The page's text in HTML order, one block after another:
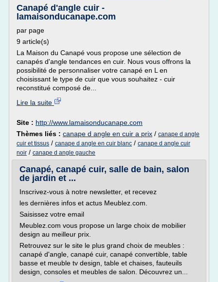
Canapé d'angle cuir -
lamaisonducanape.com
par page
9 article(s)
La Maison du Canapé vous propose une sélection de
canapés d'angle tendances en cuir. Nous vous offrons la
possibilité de personnaliser votre canapé en L en
choisissant le type de cuir que vous souhaitez - cuir
reconstitué composé de...
Lire la suite
Site : http://www.lamaisonducanape.com
Thèmes liés : canape d angle en cuir a prix / canape d angle
cuir et tissus / canape d angle en cuir blanc / canape d angle cuir
noir / canape d angle gauche
Canapé, canapé cuir, salle de bain, salon
de jardin et ...
Inscrivez-vous à notre newsletter, et recevez
les dernières infos et actus Meublez.com.
Saisissez votre email
Meublez.com vous propose un large choix de mobilier
design au meilleur prix.
Retrouvez sur le site le plus grand choix de meubles :
canapé d'angle, canapé cuir, canapé convertible, table
basse et meuble tv design, table et chaises, fauteuils
design, consoles et meubles de salon. Découvrez un...